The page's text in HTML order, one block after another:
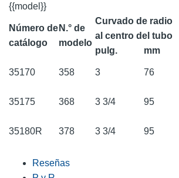
{{model}}
Número de
catálogo
N.° de
modelo
Curvado de radio
al centro del tubo
pulg. mm
35170 358 3 76
35175 368 3 3/4 95
35180R 378 3 3/4 95
Reseñas